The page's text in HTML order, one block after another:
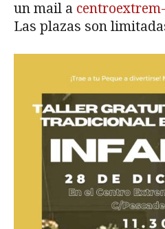
un mail a
Las plazas son